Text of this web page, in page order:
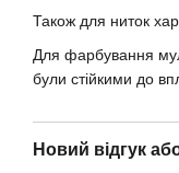
Також для ниток
Для фарбування
були стійкими до
Новий відгук